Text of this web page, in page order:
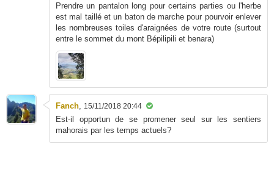
Prendre un pantalon long pour certains parties ou l'herbe
est mal taillé et un baton de marche pour pourvoir enlever
les nombreuses toiles d'araignées de votre route (surtout
entre le sommet du mont Bépilipili et benara)
Fanch 15/11/2018 20:44
Est-il opportun de se promener seul sur les sentiers
mahorais par les temps actuels?